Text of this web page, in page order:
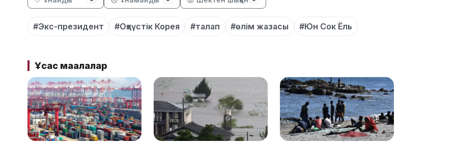
#Экс-президент #Оңтүстік Корея #талап #өлім жазасы #Юн Сок Ёль
Ұқсас мақалалар